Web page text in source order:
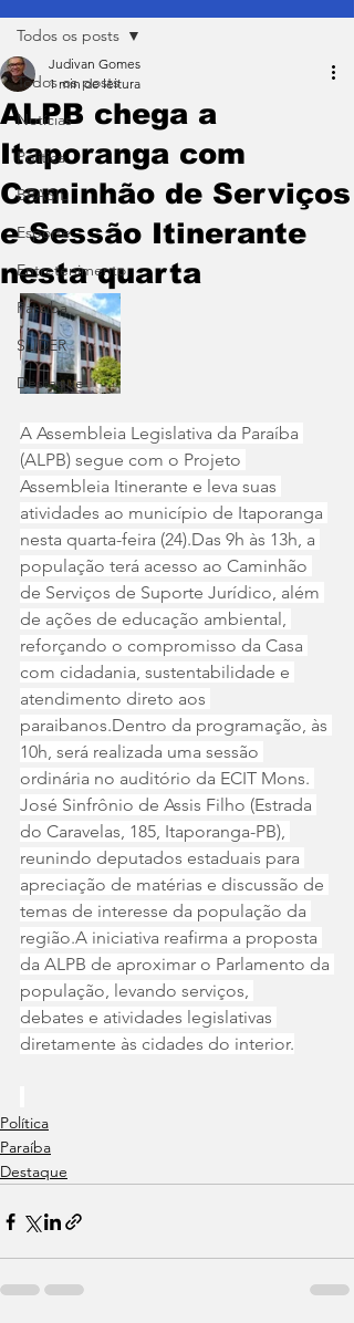
Todos os posts
Notícias
Política
BRASIL
Esporte
Entretenimento
Paraíba
SLIDER
Destaque
Todos os posts
ALPB chega a
Itaporanga com
Caminhão de Serviços
e Sessão Itinerante
nesta quarta
Judivan Gomes
1 min de leitura
A Assembleia Legislativa da Paraíba
(ALPB) segue com o Projeto
Assembleia Itinerante e leva suas
atividades ao município de Itaporanga
nesta quarta-feira (24).Das 9h às 13h, a
população terá acesso ao Caminhão
de Serviços de Suporte Jurídico, além
de ações de educação ambiental,
reforçando o compromisso da Casa
com cidadania, sustentabilidade e
atendimento direto aos
paraibanos.Dentro da programação, às
10h, será realizada uma sessão
ordinária no auditório da ECIT Mons.
José Sinfrônio de Assis Filho (Estrada
do Caravelas, 185, Itaporanga-PB),
reunindo deputados estaduais para
apreciação de matérias e discussão de
temas de interesse da população da
região.A iniciativa reafirma a proposta
da ALPB de aproximar o Parlamento da
população, levando serviços,
debates e atividades legislativas
diretamente às cidades do interior.
Política
Paraíba
Destaque